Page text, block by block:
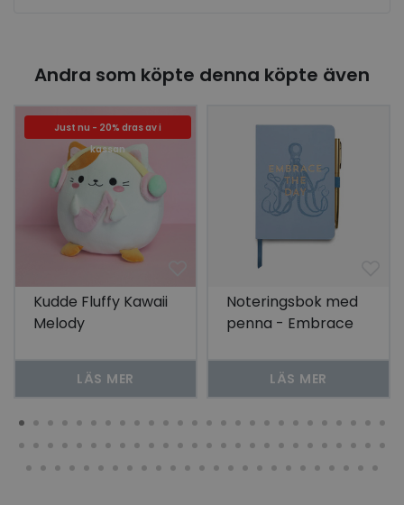
Andra som köpte denna köpte även
Just nu - 20% dras av i
kassan
Kudde Fluffy Kawaii
Melody
LÄS MER
Noteringsbok med
penna - Embrace
LÄS MER